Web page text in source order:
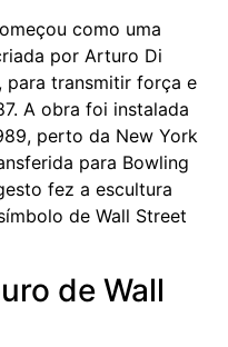
como uma
por Arturo Di
para transmitir força e
A obra foi instalada
perto da New York
para Bowling
fez a escultura
de Wall Street
de Wall